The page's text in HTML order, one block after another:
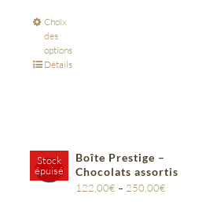
Choix
des
options
Détails
Stock
épuisé
Boîte Prestige –
Chocolats assortis
122,00€ – 250,00€